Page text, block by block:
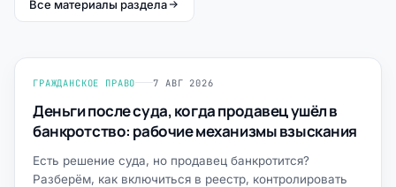
Все материалы раздела
ГРАЖДАНСКОЕ ПРАВО 7 АВГ 2026
Деньги после суда, когда продавец ушёл в
банкротство: рабочие механизмы взыскания
Есть решение суда, но продавец банкротится?
Разберём, как включиться в реестр, контролировать